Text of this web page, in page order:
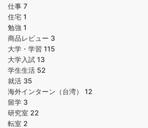
仕事 7
住宅 1
勉強 1
商品レビュー 3
大学・学習 115
大学入試 13
学生生活 52
就活 35
海外インターン（台湾） 12
留学 3
研究室 22
転室 2